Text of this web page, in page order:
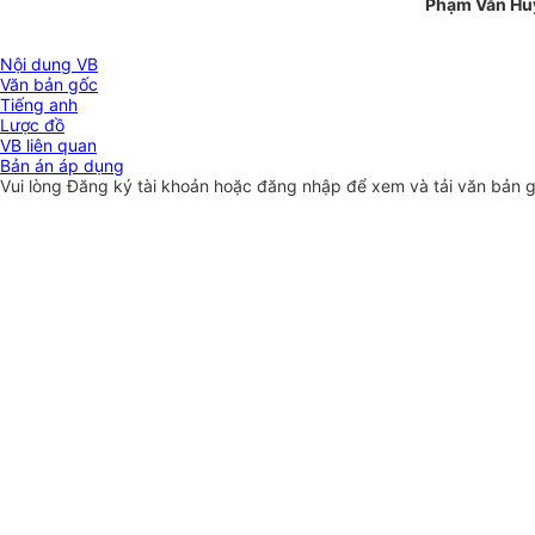
Phạm Văn
Nội dung VB
Văn bản gốc
Tiếng anh
Lược đồ
VB liên quan
Bản án áp dụng
Vui lòngĐăng ký tài khoản hoặc đăng nhập để xem và tải văn bản